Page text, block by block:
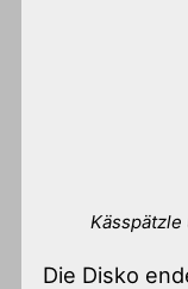
Die Disko